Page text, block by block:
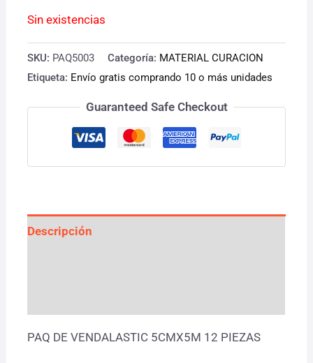
Sin existencias
SKU: PAQ5003 Categoría: MATERIAL CURACION
Etiqueta: Envío gratis comprando 10 o más unidades
Guaranteed Safe Checkout
Descripción
PAQ DE VENDALASTIC 5CMX5M 12 PIEZAS